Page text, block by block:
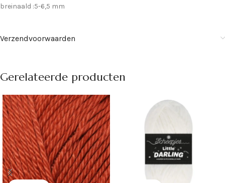
breinaald :5-6,5 mm
Verzendvoorwaarden
Gerelateerde producten